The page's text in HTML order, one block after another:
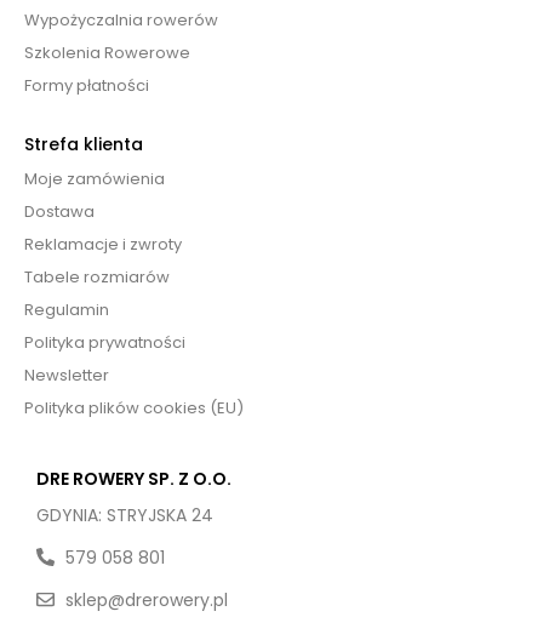
Wypożyczalnia rowerów
Szkolenia Rowerowe
Formy płatności
Strefa klienta
Moje zamówienia
Dostawa
Reklamacje i zwroty
Tabele rozmiarów
Regulamin
Polityka prywatności
Newsletter
Polityka plików cookies (EU)
DRE ROWERY SP. Z O.O.
GDYNIA: STRYJSKA 24
579 058 801
sklep@drerowery.pl